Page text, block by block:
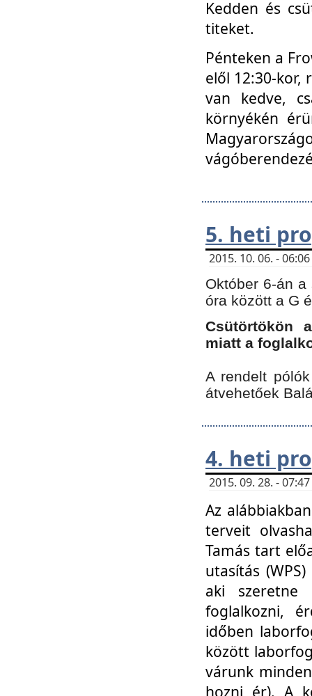
Kedden és
titeket.
Pénteken a
elől 12:30-kor,
van kedve,
környékén
5. heti
2015. 10. 06. -
Október 6-án
óra között a G
Csütörtökön
miatt a
A rendelt
átvehetőek
4. heti
2015. 09. 28. -
Az
terveit
Tamás tart
utasítás
aki szeretne
foglalkozni,
időben
között
várunk
hozni ér). A